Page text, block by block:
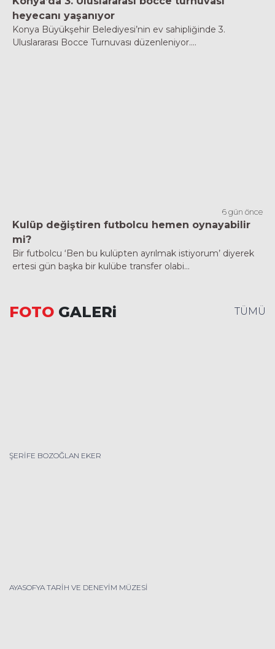
heyecanı yaşanıyor
Konya Büyükşehir Belediyesi’nin ev sahipliğinde 3.
Uluslararası Bocce Turnuvası düzenleniyor....
6 gün önce
Kulüp değiştiren futbolcu hemen oynayabilir
mi?
Bir futbolcu ‘Ben bu kulüpten ayrılmak istiyorum’ diyerek
ertesi gün başka bir kulübe transfer olabi...
FOTO GALERi TÜMÜ
ŞERİFE BOZOĞLAN EKER
AYASOFYA TARİH VE DENEYİM MÜZESİ